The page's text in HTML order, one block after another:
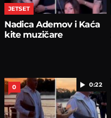
JETSET
Nadica Ademov i Kaća
kite muzičare
0:22
0